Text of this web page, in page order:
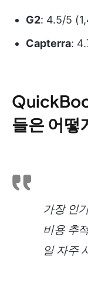
G2: 4.5/5
Capterra:
들은 어떻
가장 인
비용 추
일 자주